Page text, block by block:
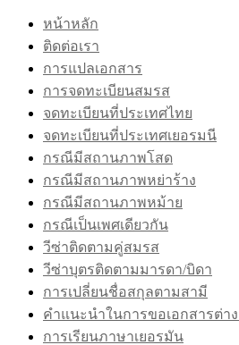
หน้าหลัก
ติดต่อเรา
การแปลเอกสาร
การจดทะเบียนสมรส
จดทะเบียนที่ประเทศไทย
จดทะเบียนที่ประเทศเยอรมนี
กรณีมีสถานภาพโสด
กรณีมีสถานภาพหย่าร้าง
กรณีมีสถานภาพหม้าย
กรณีเป็นเพศเดียวกัน
วีซ่าติดตามคู่สมรส
วีซ่าบุตรติดตามมารดา/บิดา
การเปลี่ยนชื่อสกุลตามสามี
คำแนะนำในการขอเอกสารต่าง
การเรียนภาษาเยอรมัน